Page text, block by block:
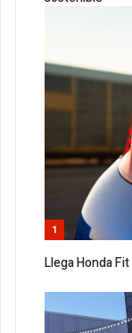
1
Llega Honda